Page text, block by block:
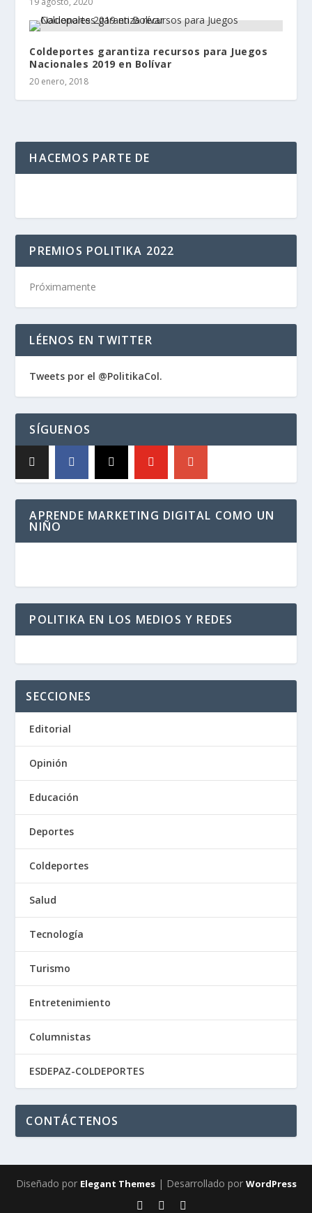
Coldeportes garantiza recursos para Juegos
Nacionales 2019 en Bolívar
20 enero, 2018
HACEMOS PARTE DE
PREMIOS POLITIKA 2022
Próximamente
LÉENOS EN TWITTER
Tweets por el @PolitikaCol.
SÍGUENOS
APRENDE MARKETING DIGITAL COMO UN
NIÑO
POLITIKA EN LOS MEDIOS Y REDES
SECCIONES
Editorial
Opinión
Educación
Deportes
Coldeportes
Salud
Tecnología
Turismo
Entretenimiento
Columnistas
ESDEPAZ-COLDEPORTES
CONTÁCTENOS
Diseñado por Elegant Themes| Desarrollado por WordPress